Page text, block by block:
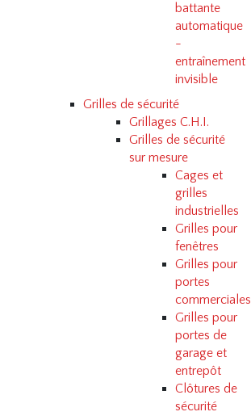
battante
automatique
-
entraînement
invisible
Grilles de sécurité
Grillages C.H.I.
Grilles de sécurité
sur mesure
Cages et
grilles
industrielles
Grilles pour
fenêtres
Grilles pour
portes
commerciales
Grilles pour
portes de
garage et
entrepôt
Clôtures de
sécurité